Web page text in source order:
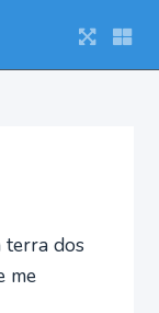
terra dos
me